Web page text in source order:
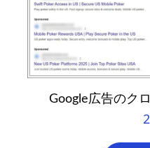
Google広告のク